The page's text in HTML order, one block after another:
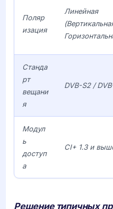
Поляр
изация
Линейная
Станда
рт
вещани
я
DVB-S2 /
Модул
ь
доступ
а
CI+ 1.3 и
Решение типичных